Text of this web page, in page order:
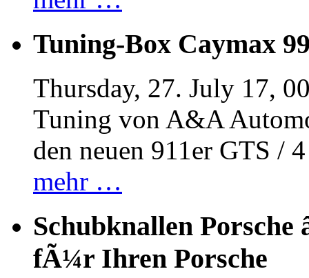
Tuning-Box Caymax
Thursday, 27. July 17,
Tuning von A&A
den neuen 911er GTS /
mehr …
Schubknallen Porsche
fÃ¼r Ihren Porsche